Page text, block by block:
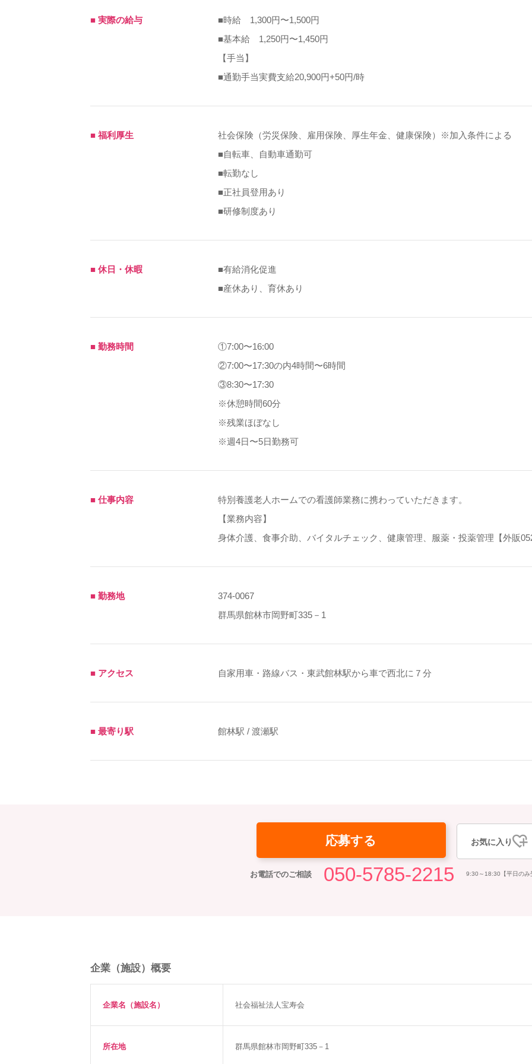
■ 実際の給与
■時給 1,300円〜1,500円
■基本給 1,250円〜1,450円
【手当】
■通勤手当実費支給20,900円+50円/時
■ 福利厚生
社会保険（労災保険、雇用保険、厚生年金、健康保険）※加入条件による
■自転車、自動車通勤可
■転勤なし
■正社員登用あり
■研修制度あり
■ 休日・休暇
■有給消化促進
■産休あり、育休あり
■ 勤務時間
①7:00〜16:00
②7:00〜17:30の内4時間〜6時間
③8:30〜17:30
※休憩時間60分
※残業ほぼなし
※週4日〜5日勤務可
■ 仕事内容
特別養護老人ホームでの看護師業務に携わっていただきます。
【業務内容】
身体介護、食事介助、バイタルチェック、健康管理、服薬・投薬管理【外販
■ 勤務地
374-0067
群馬県館林市岡野町335－1
■ アクセス 自家用車・路線バス・東武館林駅から車で西北に７分
■ 最寄り駅 館林駅 / 渡瀬駅
応募する お気に入り
お電話でのご相談 050-5785-2215 9:30～18:30【平日のみ
企業（施設）概要
企業名（施設名） 社会福祉法人宝寿会
所在地 群馬県館林市岡野町335－1